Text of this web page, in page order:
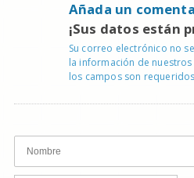
Añada un
¡Sus datos están
Su correo electrónico no
la información de
los campos son